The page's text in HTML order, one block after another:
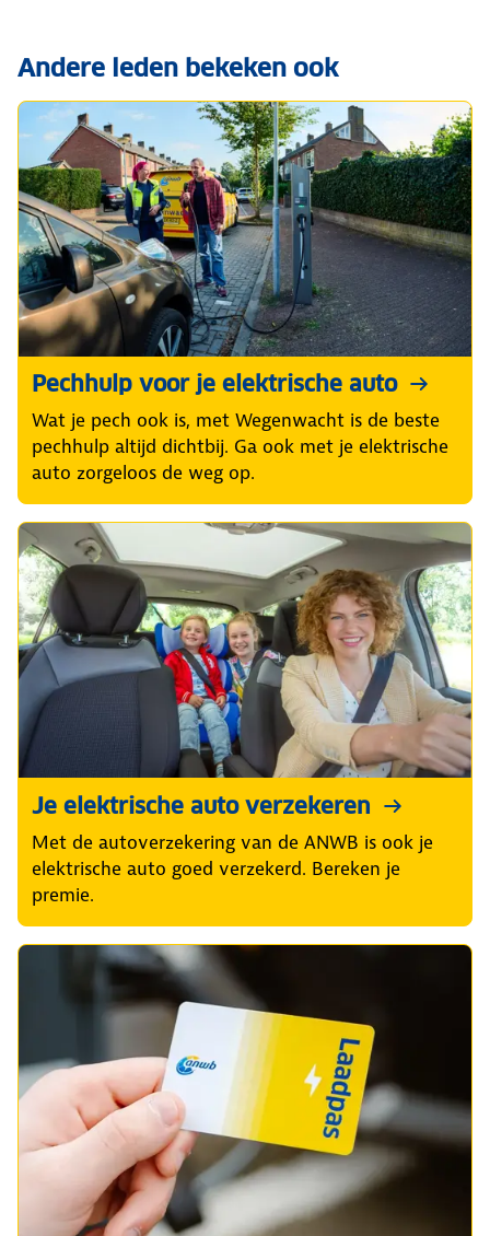
Andere leden bekeken ook
Pechhulp voor je elektrische auto
Wat je pech ook is, met Wegenwacht is de beste
pechhulp altijd dichtbij. Ga ook met je elektrische
auto zorgeloos de weg op.
Je elektrische auto verzekeren
Met de autoverzekering van de ANWB is ook je
elektrische auto goed verzekerd. Bereken je
premie.